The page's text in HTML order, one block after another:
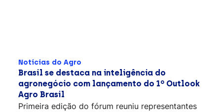
Notícias do Agro
Brasil se destaca na inteligência do
agronegócio com lançamento do 1º Outlook
Agro Brasil
Primeira edição do fórum reuniu representantes